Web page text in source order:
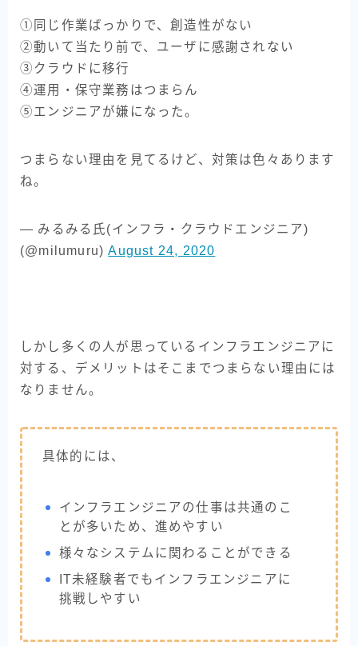
①同じ作業ばっかりで、創造性がない
②動いて当たり前で、ユーザに感謝されない
③クラウドに移行
④運用・保守業務はつまらん
⑤エンジニアが嫌になった。
つまらない理由を見てるけど、対策は色々あります
ね。
— みるみる氏(インフラ・クラウドエンジニア)
(@milumuru)August 24, 2020
しかし多くの人が思っているインフラエンジニアに
対する、デメリットはそこまでつまらない理由には
なりません。
具体的には、
インフラエンジニアの仕事は共通のこ
とが多いため、進めやすい
様々なシステムに関わることができる
IT未経験者でもインフラエンジニアに
挑戦しやすい